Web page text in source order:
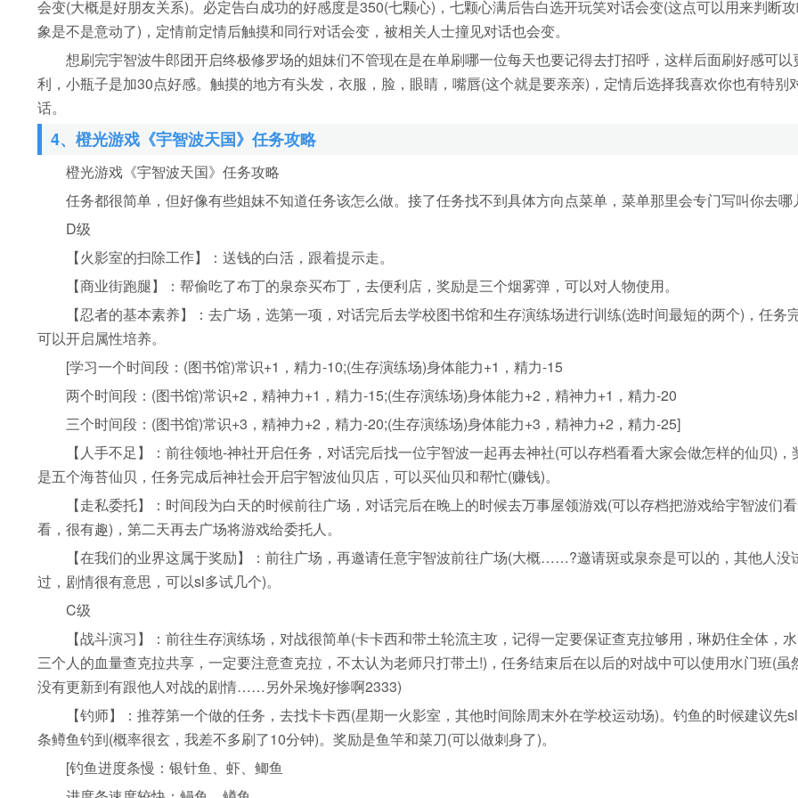
会变(大概是好朋友关系)。必定告白成功的好感度是350(七颗心)，七颗心满后告白选开玩笑对话会变(这点可以用来判断
象是不是意动了)，定情前定情后触摸和同行对话会变，被相关人士撞见对话也会变。
想刷完宇智波牛郎团开启终极修罗场的姐妹们不管现在是在单刷哪一位每天也要记得去打招呼，这样后面刷好感可以
利，小瓶子是加30点好感。触摸的地方有头发，衣服，脸，眼睛，嘴唇(这个就是要亲亲)，定情后选择我喜欢你也有特别
话。
4、橙光游戏《宇智波天国》任务攻略
橙光游戏《宇智波天国》任务攻略
任务都很简单，但好像有些姐妹不知道任务该怎么做。接了任务找不到具体方向点菜单，菜单那里会专门写叫你去哪
D级
【火影室的扫除工作】：送钱的白活，跟着提示走。
【商业街跑腿】：帮偷吃了布丁的泉奈买布丁，去便利店，奖励是三个烟雾弹，可以对人物使用。
【忍者的基本素养】：去广场，选第一项，对话完后去学校图书馆和生存演练场进行训练(选时间最短的两个)，任务
可以开启属性培养。
[学习一个时间段：(图书馆)常识+1，精力-10;(生存演练场)身体能力+1，精力-15
两个时间段：(图书馆)常识+2，精神力+1，精力-15;(生存演练场)身体能力+2，精神力+1，精力-20
三个时间段：(图书馆)常识+3，精神力+2，精力-20;(生存演练场)身体能力+3，精神力+2，精力-25]
【人手不足】：前往领地-神社开启任务，对话完后找一位宇智波一起再去神社(可以存档看看大家会做怎样的仙贝)，
是五个海苔仙贝，任务完成后神社会开启宇智波仙贝店，可以买仙贝和帮忙(赚钱)。
【走私委托】：时间段为白天的时候前往广场，对话完后在晚上的时候去万事屋领游戏(可以存档把游戏给宇智波们
看，很有趣)，第二天再去广场将游戏给委托人。
【在我们的业界这属于奖励】：前往广场，再邀请任意宇智波前往广场(大概……?邀请斑或泉奈是可以的，其他人没
过，剧情很有意思，可以sl多试几个)。
C级
【战斗演习】：前往生存演练场，对战很简单(卡卡西和带土轮流主攻，记得一定要保证查克拉够用，琳奶住全体，
三个人的血量查克拉共享，一定要注意查克拉，不太认为老师只打带土!)，任务结束后在以后的对战中可以使用水门班(虽
没有更新到有跟他人对战的剧情……另外呆堍好惨啊2333)
【钓师】：推荐第一个做的任务，去找卡卡西(星期一火影室，其他时间除周末外在学校运动场)。钓鱼的时候建议先
条鳟鱼钓到(概率很玄，我差不多刷了10分钟)。奖励是鱼竿和菜刀(可以做刺身了)。
[钓鱼进度条慢：银针鱼、虾、鲫鱼